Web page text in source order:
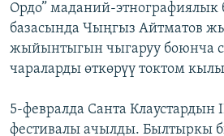
Ордо” маданий-этнографиялык
базасында Чыңгыз Айтматов
жыйынтыгын чыгаруу боюнча
чараларды өткөрүү токтом
5-февралда Санта Клаустардын
фестивалы ачылды. Былтыркы